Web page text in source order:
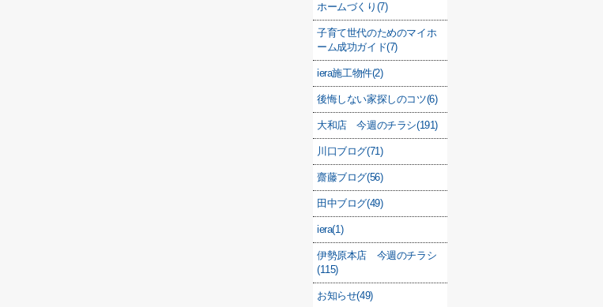
ホームづくり(7)
子育て世代のためのマイホ
ーム成功ガイド(7)
iera施工物件(2)
後悔しない家探しのコツ(6)
大和店 今週のチラシ(191)
川口ブログ(71)
齋藤ブログ(56)
田中ブログ(49)
iera(1)
伊勢原本店 今週のチラシ
(115)
お知らせ(49)